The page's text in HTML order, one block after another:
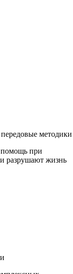
методики
при
разрушают жизнь